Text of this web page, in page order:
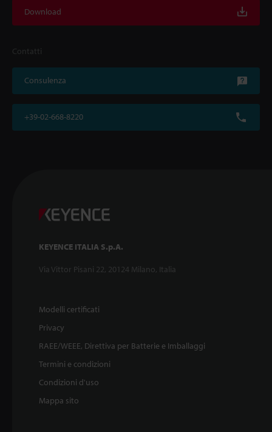
Download
Contatti
Consulenza
+39-02-668-8220
KEYENCE ITALIA S.p.A.
Via Vittor Pisani 22, 20124 Milano, Italia
Modelli certificati
Privacy
RAEE/WEEE, Direttiva per Batterie e Imballaggi
Termini e condizioni
Condizioni d'uso
Mappa sito